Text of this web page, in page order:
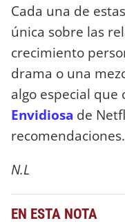
Cada una de
única sobre las
crecimiento
drama o una
algo especial que
Envidiosa de
recomendaciones.
N.L
EN ESTA NOTA